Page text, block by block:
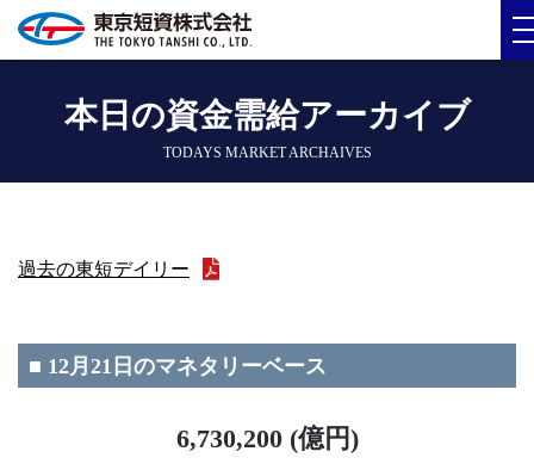
本日の資金需給アーカイブ
TODAYS MARKET ARCHAIVES
過去の東短デイリー
■ 12月21日のマネタリーベース
6,730,200 (億円)